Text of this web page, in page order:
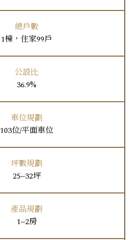
總戶數
1棟，住家99戶
公設比
36.9%
車位規劃
103位/平面車位
坪數規劃
25~32坪
產品規劃
1~2房